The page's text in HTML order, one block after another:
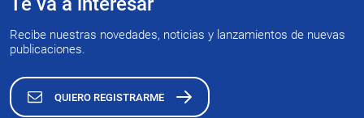
Recibe nuestras novedades, noticias y lanzamientos de nuevas
publicaciones.
QUIERO REGISTRARME